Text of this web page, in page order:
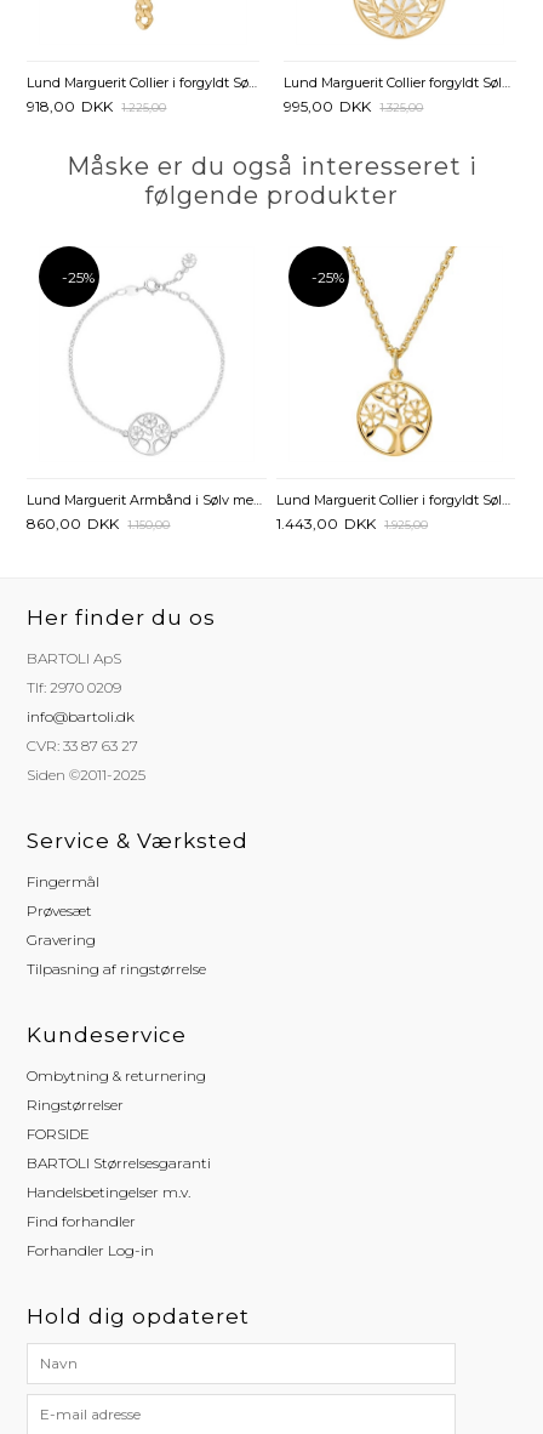
Lund Marguerit Collier i forgyldt Sølv med Kors
918,00 DKK 1.225,00
Lund Marguerit Collier forgyldt Sølv med Krans
995,00 DKK 1.325,00
Måske er du også interesseret i
følgende produkter
-25%
860,00 DKK 1.150,00
-25%
1.443,00 DKK 1.925,00
Her finder du os
BARTOLI ApS
Tlf: 2970 0209
info@bartoli.dk
CVR: 33 87 63 27
Siden ©2011-2025
Service & Værksted
Fingermål
Prøvesæt
Gravering
Tilpasning af ringstørrelse
Kundeservice
Ombytning & returnering
Ringstørrelser
FORSIDE
BARTOLI Størrelsesgaranti
Handelsbetingelser m.v.
Find forhandler
Forhandler Log-in
Hold dig opdateret